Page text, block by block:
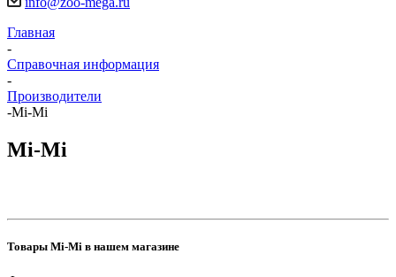
Главная
-
Справочная информация
-
Производители
-Mi-Mi
Mi-Mi
Товары Mi-Mi в нашем магазине